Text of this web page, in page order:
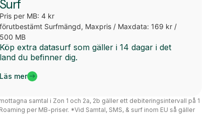
Surf
Pris per MB: 4 kr
förutbestämt Surfmängd, Maxpris / Maxdata: 169 kr /
500 MB
Köp extra datasurf som gäller i 14 dagar i det
land du befinner dig.
Läs mer
samtal i Zon 1 och 2a, 2b gäller ett debiteringsintervall på 1
per MB-priser. *Vid Samtal, SMS, & surf inom EU så gäller